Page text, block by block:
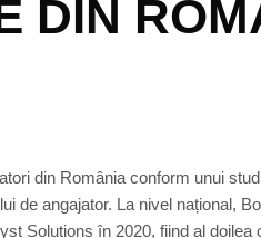
DIN
din România conform unui
de angajator. La nivel național,
Solutions în 2020, fiind al doilea